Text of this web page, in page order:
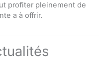
profiter pleinement de
a à offrir.